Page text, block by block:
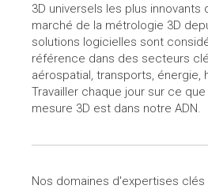
3D universels les plus innovants
marché de la métrologie 3D
solutions logicielles sont
référence dans des secteurs
aérospatial, transports, énergie,
Travailler chaque jour sur ce que
mesure 3D est dans notre ADN.
Nos domaines d'expertises